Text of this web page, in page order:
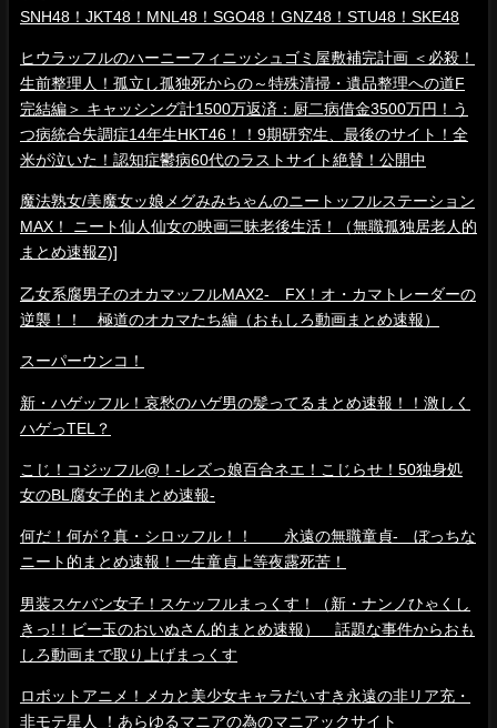
SNH48！JKT48！MNL48！SGO48！GNZ48！STU48！SKE48
ヒウラッフルのハーニーフィニッシュゴミ屋敷補完計画 ＜必殺！
生前整理人！孤立し孤独死からの～特殊清掃・遺品整理への道F
完結編＞ キャッシング計1500万返済：厨二病借金3500万円！う
つ病統合失調症14年生HKT46！！9期研究生、最後のサイト！全
米が泣いた！認知症鬱病60代のラストサイト絶賛！公開中
魔法熟女/美魔女ッ娘メグみみちゃんのニートッフルステーション
MAX！ ニート仙人仙女の映画三昧老後生活！（無職孤独居老人的
まとめ速報Z)]
乙女系腐男子のオカマッフルMAX2- FX！オ・カマトレーダーの
逆襲！！ 極道のオカマたち編（おもしろ動画まとめ速報）
スーパーウンコ！
新・ハゲッフル！哀愁のハゲ男の髪ってるまとめ速報！！激しく
ハゲっTEL？
こじ！コジッフル@！-レズっ娘百合ネエ！こじらせ！50独身処
女のBL腐女子的まとめ速報-
何だ！何が？真・シロッフル！！ 永遠の無職童貞- ぼっちな
ニート的まとめ速報！一生童貞上等夜露死苦！
男装スケバン女子！スケッフルまっくす！（新・ナンノひゃくし
きっ!！ビー玉のおいぬさん的まとめ速報） 話題な事件からおも
しろ動画まで取り上げまっくす
ロボットアニメ！メカと美少女キャラだいすき永遠の非リア充・
非モテ星人 ！あらゆるマニアの為のマニアックサイト